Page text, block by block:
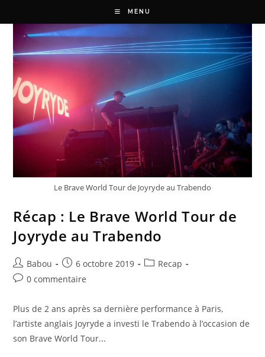
MENU
Le Brave World Tour de Joyryde au Trabendo
Récap : Le Brave World Tour de
Joyryde au Trabendo
Babou 6 octobre 2019
Recap
0 commentaire
Plus de 2 ans après sa dernière performance à Paris,
l’artiste anglais Joyryde a investi le Trabendo à l’occasion de
son Brave World Tour...